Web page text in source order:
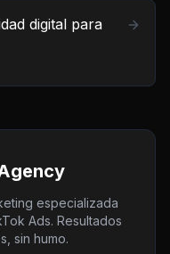
digital para
especializada
Ads. Resultados
sin humo.